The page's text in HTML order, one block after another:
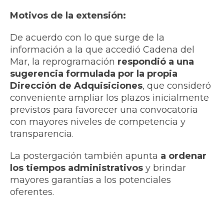
Motivos de la extensión:
De acuerdo con lo que surge de la
información a la que accedió Cadena del
Mar, la reprogramación respondió a una
sugerencia formulada por la propia
Dirección de Adquisiciones, que consideró
conveniente ampliar los plazos inicialmente
previstos para favorecer una convocatoria
con mayores niveles de competencia y
transparencia.
La postergación también apunta a ordenar
los tiempos administrativos y brindar
mayores garantías a los potenciales
oferentes.